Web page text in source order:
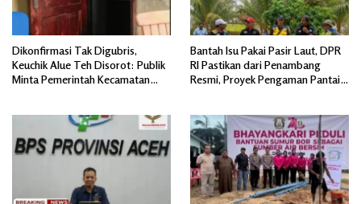
Dikonfirmasi Tak Digubris,
Keuchik Alue Teh Disorot: Publik
Minta Pemerintah Kecamatan
Bantah Isu Pakai Pasir Laut, DPR
RI Pastikan dari Penambang
Resmi, Proyek Pengaman Pantai